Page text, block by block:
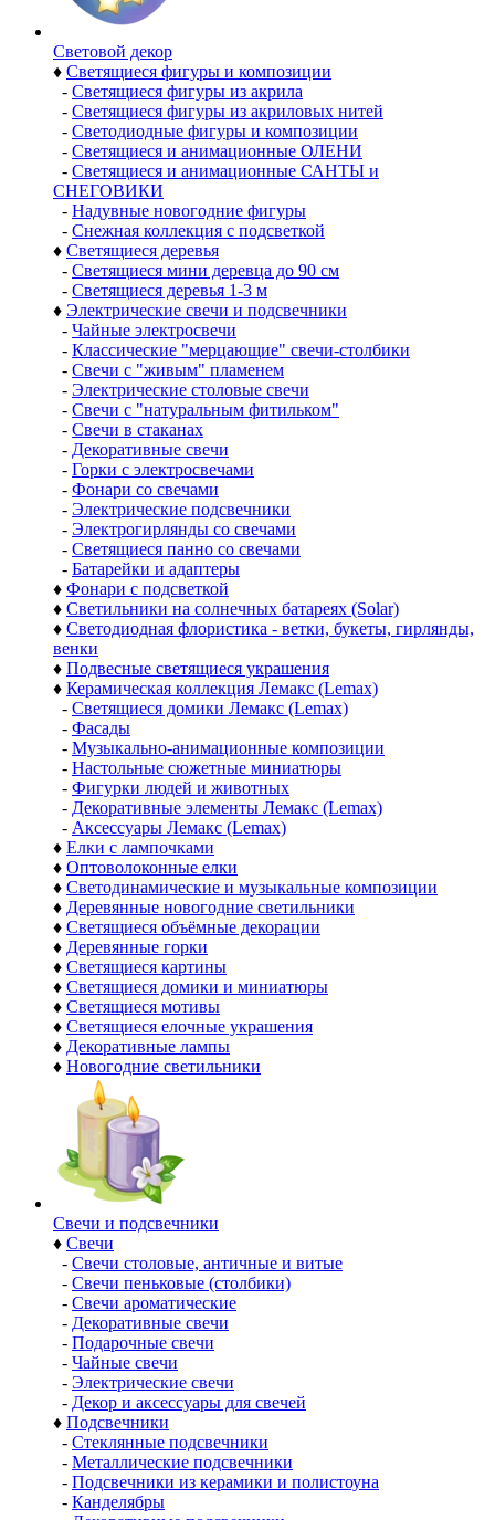
Световой декор
♦ Светящиеся фигуры и композиции
- Светящиеся фигуры из акрила
- Светящиеся фигуры из акриловых нитей
- Светодиодные фигуры и композиции
- Светящиеся и анимационные ОЛЕНИ
- Светящиеся и анимационные САНТЫ и
СНЕГОВИКИ
- Надувные новогодние фигуры
- Снежная коллекция с подсветкой
♦ Светящиеся деревья
- Светящиеся мини деревца до 90 см
- Светящиеся деревья 1-3 м
♦ Электрические свечи и подсвечники
- Чайные электросвечи
- Классические "мерцающие" свечи-столбики
- Свечи с "живым" пламенем
- Электрические столовые свечи
- Свечи с "натуральным фитильком"
- Свечи в стаканах
- Декоративные свечи
- Горки с электросвечами
- Фонари со свечами
- Электрические подсвечники
- Электрогирлянды со свечами
- Светящиеся панно со свечами
- Батарейки и адаптеры
♦ Фонари с подсветкой
♦ Светильники на солнечных батареях (Solar)
♦ Светодиодная флористика - ветки, букеты, гирлянды,
венки
♦ Подвесные светящиеся украшения
♦ Керамическая коллекция Лемакс (Lemax)
- Светящиеся домики Лемакс (Lemax)
- Фасады
- Музыкально-анимационные композиции
- Настольные сюжетные миниатюры
- Фигурки людей и животных
- Декоративные элементы Лемакс (Lemax)
- Аксессуары Лемакс (Lemax)
♦ Елки с лампочками
♦ Оптоволоконные елки
♦ Светодинамические и музыкальные композиции
♦ Деревянные новогодние светильники
♦ Светящиеся объёмные декорации
♦ Деревянные горки
♦ Светящиеся картины
♦ Светящиеся домики и миниатюры
♦ Светящиеся мотивы
♦ Светящиеся елочные украшения
♦ Декоративные лампы
♦ Новогодние светильники
Свечи и подсвечники
♦ Свечи
- Свечи столовые, античные и витые
- Свечи пеньковые (столбики)
- Свечи ароматические
- Декоративные свечи
- Подарочные свечи
- Чайные свечи
- Электрические свечи
- Декор и аксессуары для свечей
♦ Подсвечники
- Стеклянные подсвечники
- Металлические подсвечники
- Подсвечники из керамики и полистоуна
- Канделябры